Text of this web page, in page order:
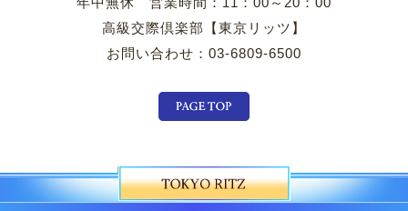
高級交際倶楽部【東京リッツ】
お問い合わせ：03-6809-6500